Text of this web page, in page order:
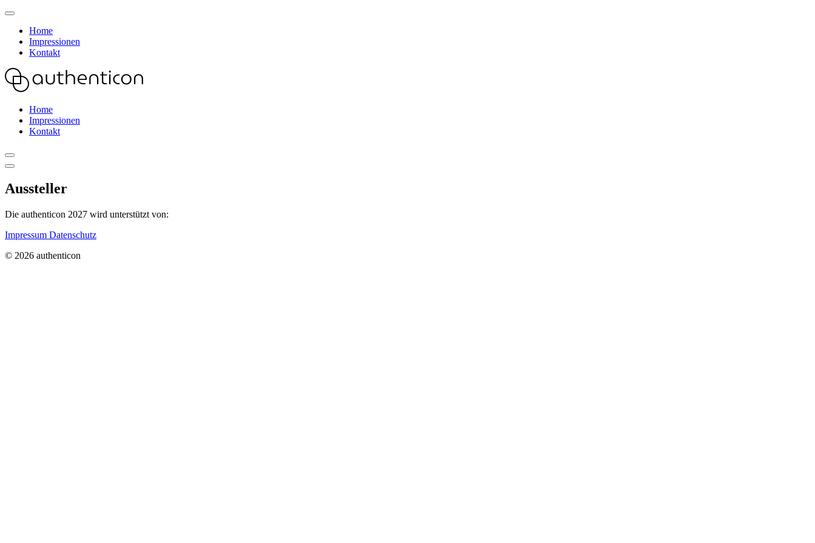
Home
Impressionen
Kontakt
Home
Impressionen
Kontakt
Aussteller
Die authenticon 2027 wird unterstützt von:
Impressum Datenschutz
© 2026 authenticon